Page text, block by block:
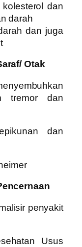
dan
darah
dan juga
Otak
tremor dan
dan
penyakit
Usus